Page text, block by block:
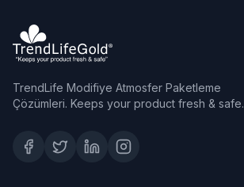
TrendLife Modifiye Atmosfer Paketleme
Çözümleri. Keeps your product fresh & safe.